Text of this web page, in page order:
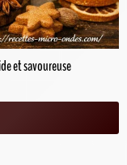
et savoureuse